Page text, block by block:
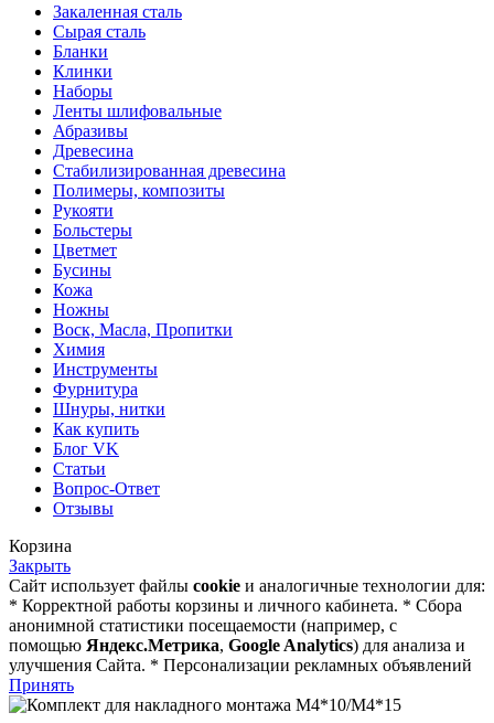
Закаленная сталь
Сырая сталь
Бланки
Клинки
Наборы
Ленты шлифовальные
Абразивы
Древесина
Стабилизированная древесина
Полимеры, композиты
Рукояти
Больстеры
Цветмет
Бусины
Кожа
Ножны
Воск, Масла, Пропитки
Химия
Инструменты
Фурнитура
Шнуры, нитки
Как купить
Блог VK
Статьи
Вопрос-Ответ
Отзывы
Корзина
Закрыть
Сайт использует файлы cookie и аналогичные технологии для:
* Корректной работы корзины и личного кабинета. * Сбора
анонимной статистики посещаемости (например, с
помощью Яндекс.Метрика, Google Analytics) для анализа и
улучшения Сайта. * Персонализации рекламных объявлений
Принять